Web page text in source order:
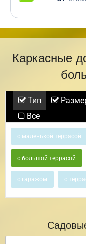
Каркасные
Тип
Все
с маленькой террасой
с большой террасой
с гаражом с